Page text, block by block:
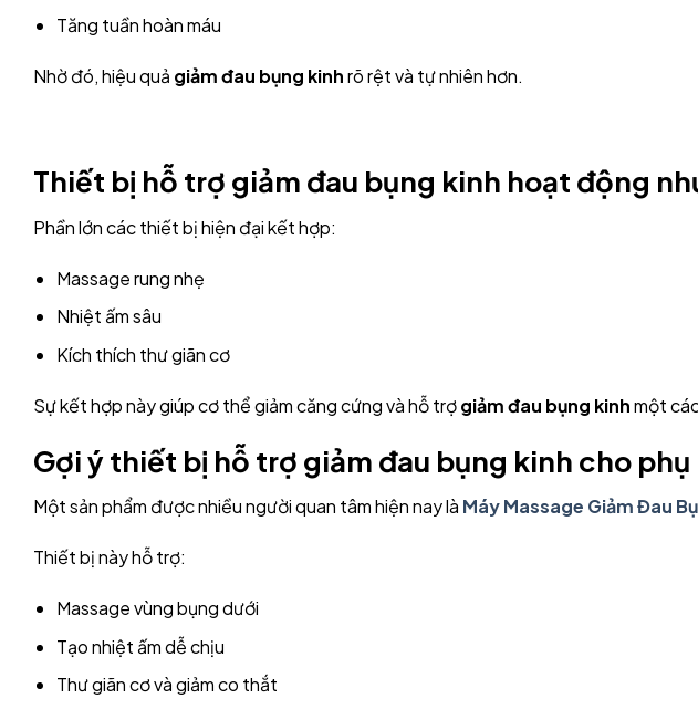
Tăng tuần hoàn máu
Nhờ đó, hiệu quả giảm đau bụng kinhrõ rệt và tự nhiên hơn.
Thiết bị hỗ trợ giảm đau bụng kinh hoạt động
Phần lớn các thiết bị hiện đại kết hợp:
Massage rung nhẹ
Nhiệt ấm sâu
Kích thích thư giãn cơ
Sự kết hợp này giúp cơ thể giảm căng cứng và hỗ trợgiảm đau bụng kinhmột
Gợi ý thiết bị hỗ trợ giảm đau bụng kinh cho phụ
Một sản phẩm được nhiều người quan tâm hiện nay là Máy Massage Giảm Đau
Thiết bị này hỗ trợ:
Massage vùng bụng dưới
Tạo nhiệt ấm dễ chịu
Thư giãn cơ và giảm co thắt